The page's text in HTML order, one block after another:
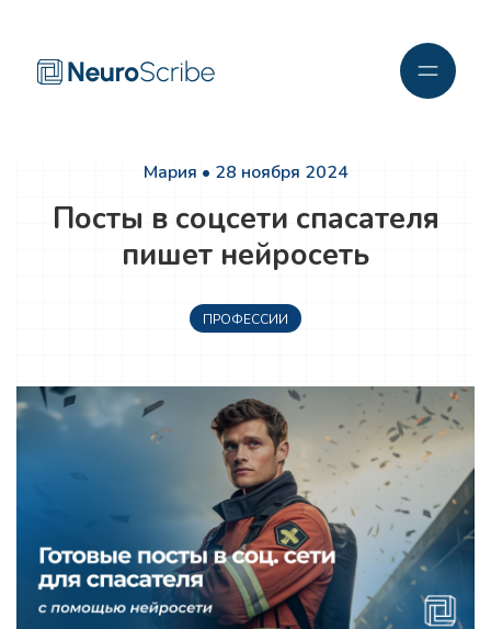
Мария • 28 ноября 2024
Посты в соцсети спасателя
пишет нейросеть
ПРОФЕССИИ